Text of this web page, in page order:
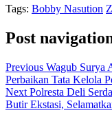
Tags: Bobby Nasution
Post
Previous Wagub Surya
Perbaikan Tata Kelola
Next Polresta Deli
Butir Ekstasi,